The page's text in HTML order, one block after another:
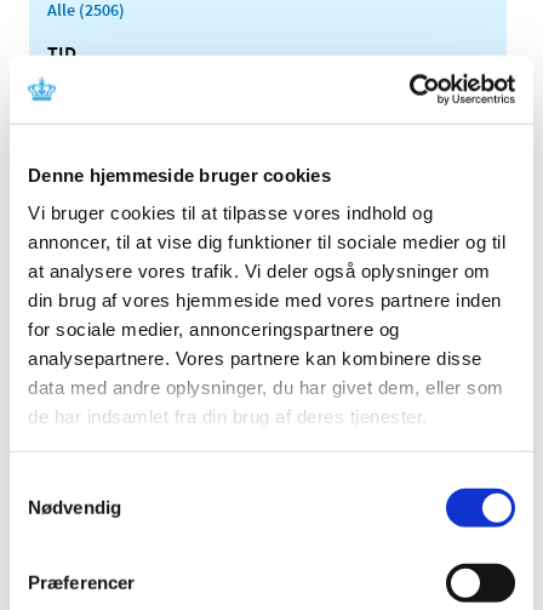
Denne hjemmeside bruger cookies
Vi bruger cookies til at tilpasse vores indhold og
annoncer, til at vise dig funktioner til sociale medier og til
at analysere vores trafik. Vi deler også oplysninger om
din brug af vores hjemmeside med vores partnere inden
for sociale medier, annonceringspartnere og
analysepartnere. Vores partnere kan kombinere disse
data med andre oplysninger, du har givet dem, eller som
de har indsamlet fra din brug af deres tjenester.
Nødvendig
Præferencer
Alle (2506)
TID
2026 (84)
2025 (158)
2023 (195)
2022 (197)
2021 (516)
2020 (263)
2019 (159)
2018 (150)
2017 (167)
2016 (167)
2014 (44)
2011 (13)